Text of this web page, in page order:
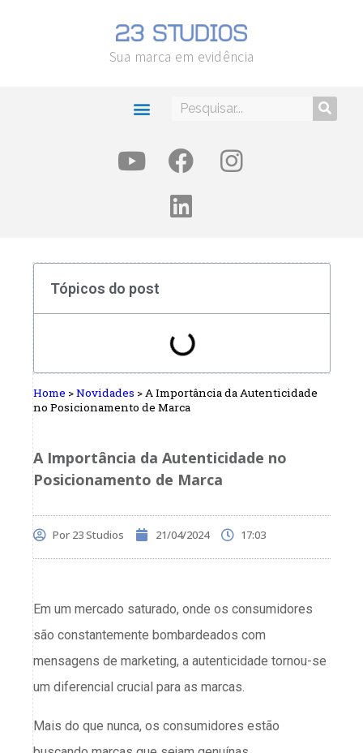
Sua marca em evidência
Tópicos do post
Home >Novidades > A Importância da Autenticidade
no Posicionamento de Marca
A Importância da Autenticidade no
Posicionamento de Marca
Por 23 Studios 21/04/2024 17:03
Em um mercado saturado, onde os consumidores
são constantemente bombardeados com
mensagens de marketing, a autenticidade tornou-se
um diferencial crucial para as marcas.
Mais do que nunca, os consumidores estão